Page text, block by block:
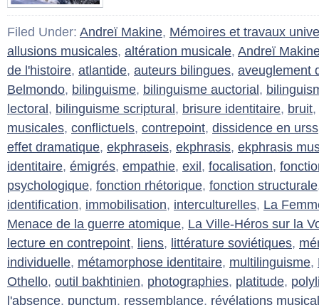
Filed Under: Andreï Makine, Mémoires et travaux
allusions musicales, altération musicale, Andreï
de l'histoire, atlantide, auteurs bilingues, aveuglement
Belmondo, bilinguisme, bilinguisme auctorial ,
lectoral , bilinguisme scriptural , brisure identitaire, bruit,
musicales, conflictuels, contrepoint, dissidence en urss
effet dramatique, ekphraseis, ekphrasis, ekphrasis
identitaire, émigrés, empathie, exil , focalisation,
psychologique, fonction rhétorique, fonction structurale
identification, immobilisation, interculturelles, La
Menace de la guerre atomique, La Ville-Héros sur la
lecture en contrepoint, liens, littérature soviétiques,
individuelle, métamorphose identitaire, multilinguisme,
Othello, outil bakhtinien, photographies, platitude,
l'absence, punctum, ressemblance, révélations